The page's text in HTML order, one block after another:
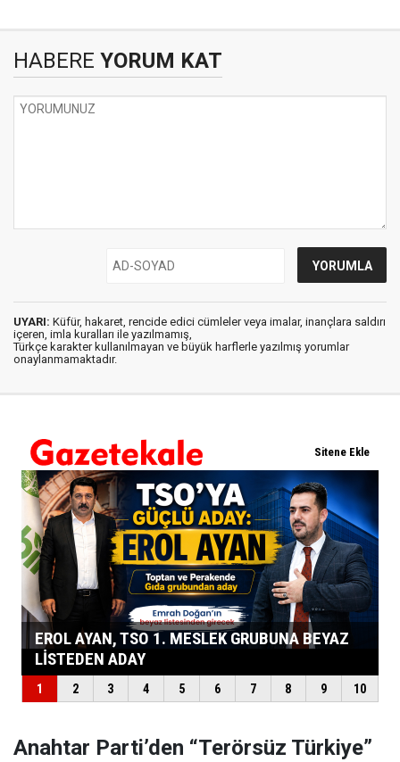
HABERE YORUM KAT
UYARI: Küfür, hakaret, rencide edici cümleler veya imalar, inançlara saldırı
içeren, imla kuralları ile yazılmamış,
Türkçe karakter kullanılmayan ve büyük harflerle yazılmış yorumlar
onaylanmamaktadır.
Anahtar Parti’den “Terörsüz Türkiye”